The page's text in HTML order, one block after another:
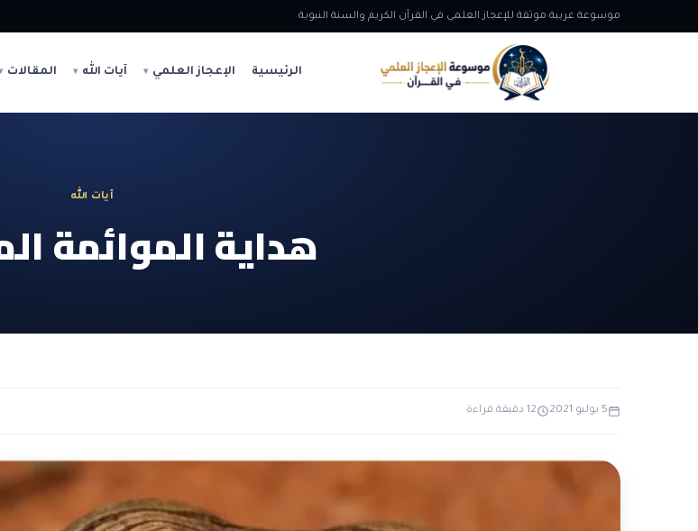
موسوعة عربية موثقة للإعجاز العلمي في القرآن الكريم والسنة النبوية
الرئيسية الإعجاز العلمي آيات الله المقالات
آيات الله
هداية الموائمة
5 يوليو 2021 12 دقيقة قراءة